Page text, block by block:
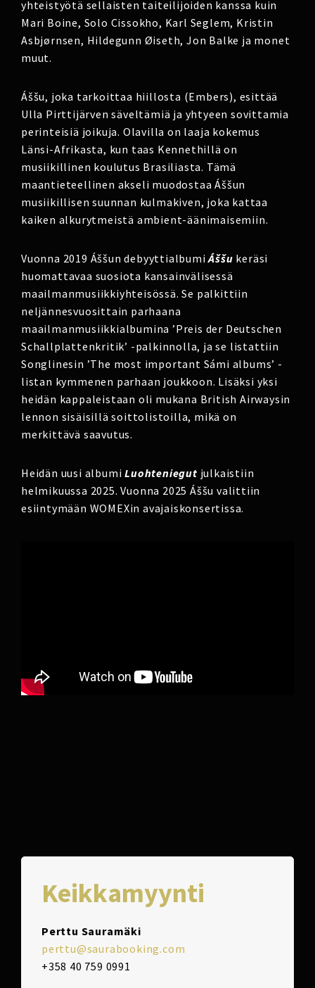
yhteistyötä sellaisten taiteilijoiden kanssa kuin
Mari Boine, Solo Cissokho, Karl Seglem, Kristin
Asbjørnsen, Hildegunn Øiseth, Jon Balke ja monet
muut.
Áššu, joka tarkoittaa hiillosta (Embers), esittää
Ulla Pirttijärven säveltämiä ja yhtyeen sovittamia
perinteisiä joikuja. Olavilla on laaja kokemus
Länsi-Afrikasta, kun taas Kennethillä on
musiikillinen koulutus Brasiliasta. Tämä
maantieteellinen akseli muodostaa Áššun
musiikillisen suunnan kulmakiven, joka kattaa
kaiken alkurytmeistä ambient-äänimaisemiin.
Vuonna 2019 Áššun debyyttialbumiÁššu keräsi
huomattavaa suosiota kansainvälisessä
maailmanmusiikkiyhteisössä. Se palkittiin
neljännesvuosittain parhaana
maailmanmusiikkialbumina ’Preis der Deutschen
Schallplattenkritik’ -palkinnolla, ja se listattiin
Songlinesin ’The most important Sámi albums’ -
listan kymmenen parhaan joukkoon. Lisäksi yksi
heidän kappaleistaan oli mukana British Airwaysin
lennon sisäisillä soittolistoilla, mikä on
merkittävä saavutus.
Heidän uusi albumiLuohteniegut julkaistiin
helmikuussa 2025. Vuonna 2025 Áššu valittiin
esiintymään WOMEXin avajaiskonsertissa.
Keikkamyynti
Perttu Sauramäki
perttu@saurabooking.com
+358 40 759 0991